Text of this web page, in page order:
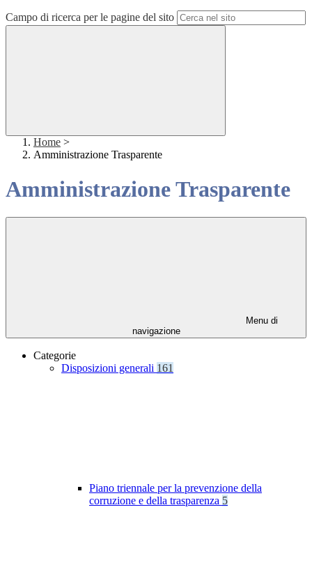
Campo di ricerca per le pagine del sito
Home >
Amministrazione Trasparente
Amministrazione Trasparente
Menu di
navigazione
Categorie
Disposizioni generali 161
Piano triennale per la prevenzione della
corruzione e della trasparenza 5